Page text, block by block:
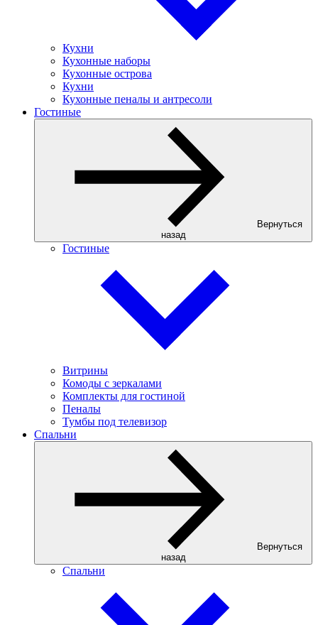
Кухни
Кухонные наборы
Кухонные острова
Кухни
Кухонные пеналы и антресоли
Гостиные
Вернуться
назад
Гостиные
Витрины
Комоды с зеркалами
Комплекты для гостиной
Пеналы
Тумбы под телевизор
Спальни
Вернуться
назад
Спальни